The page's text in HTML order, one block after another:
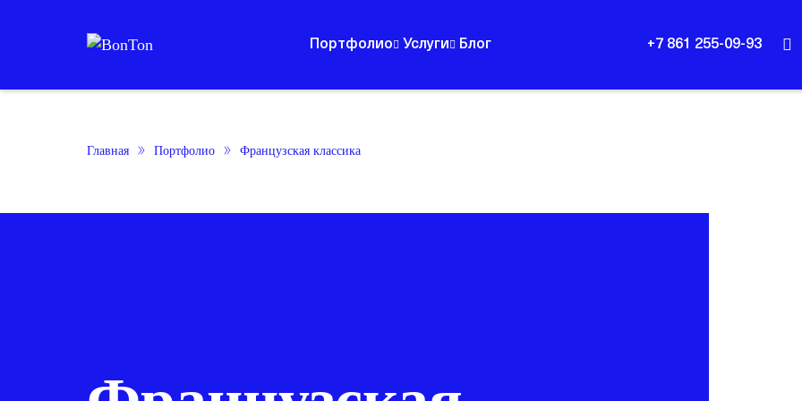
Портфолио Услуги Блог +7 861 255-09-93
Главная Портфолио Французская классика